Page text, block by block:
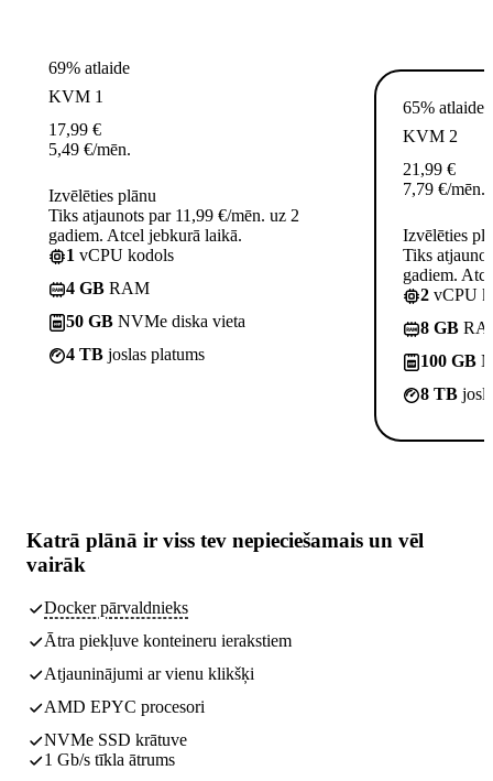
69% atlaide
KVM 1
17,99 €
5,49 €/mēn.
Izvēlēties plānu
Tiks atjaunots par 11,99 €/mēn. uz 2
gadiem. Atcel jebkurā laikā.
1 vCPU kodols
4 GB RAM
50 GB NVMe diska vieta
4 TB joslas platums
65% atlaide
KVM 2
21,99 €
7,79 €/mēn.
Izvēlēties
Tiks
gadiem.
2 vCPU
8 GB
100 GB
8 TB
Katrā plānā ir viss tev nepieciešamais un vēl
vairāk
Docker pārvaldnieks
Ātra piekļuve konteineru ierakstiem
Atjauninājumi ar vienu klikšķi
AMD EPYC procesori
NVMe SSD krātuve
1 Gb/s tīkla ātrums